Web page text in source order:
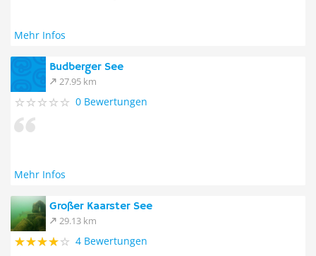
Mehr Infos
Budberger See
27.95 km
0 Bewertungen
Mehr Infos
Großer Kaarster See
29.13 km
4 Bewertungen